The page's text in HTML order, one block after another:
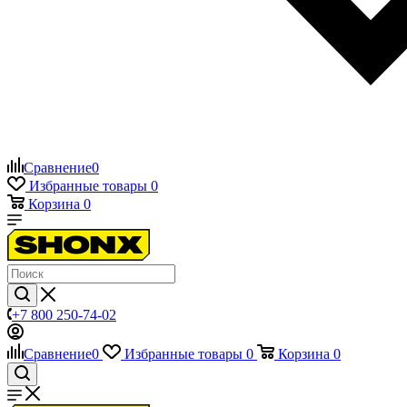
Сравнение0
Избранные товары 0
Корзина 0
+7 800 250-74-02
Сравнение0 Избранные товары 0 Корзина 0